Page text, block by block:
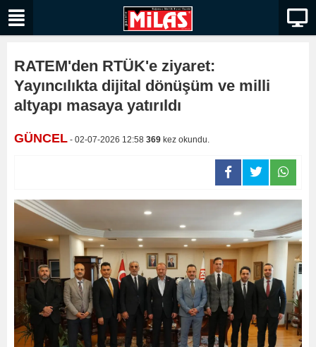
RATEM'den RTÜK'e ziyaret:
Yayıncılıkta dijital dönüşüm ve milli
altyapı masaya yatırıldı
GÜNCEL - 02-07-2026 12:58 369 kez okundu.